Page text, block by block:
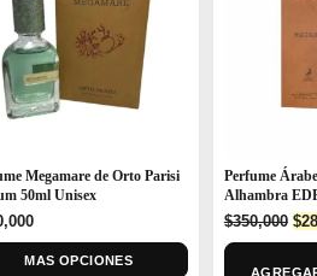
Megamare de Orto Parisi
50ml Unisex
MAS OPCIONES
Perfume
Alhambra
$350,000 $